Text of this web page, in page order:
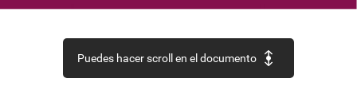
Puedes hacer scroll en el documento